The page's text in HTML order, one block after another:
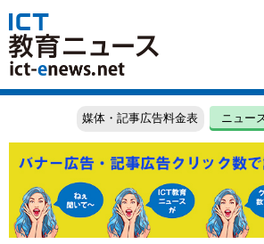
媒体・記事広告料金表 ニュー